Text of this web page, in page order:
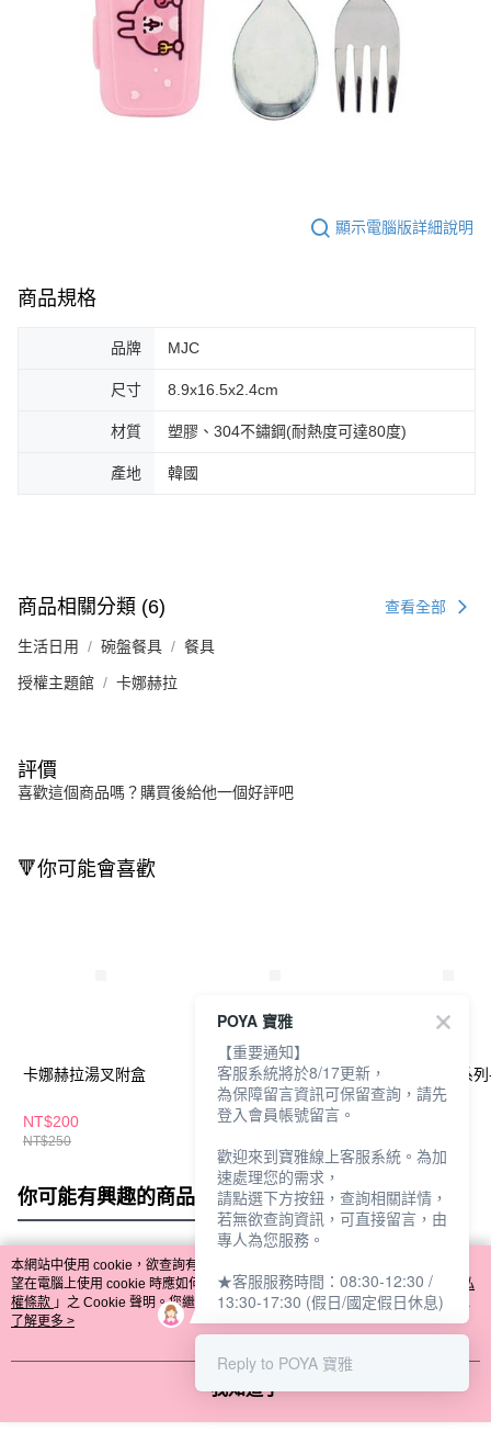
顯示電腦版詳細說明
商品規格
品牌 MJC
尺寸 8.9x16.5x2.4cm
材質 塑膠、304不鏽鋼(耐熱度可達80度)
產地 韓國
商品相關分類 (6) 查看全部
生活日用 碗盤餐具 餐具
授權主題館 卡娜赫拉
評價
喜歡這個商品嗎？購買後給他一個好評吧
🔻你可能會喜歡
卡娜赫拉湯叉附盒
NT$200
NT$250
鬍子碰碰湯匙叉子餐具
NT$384
綠貝316餐具系
多用湯匙-大
你可能有興趣的商品 全站排行
熱門標籤
本網站中使用 cookie，欲查詢有關本網站使用 cookie 方式之詳情，及若您不希
望在電腦上使用 cookie 時應如何變更電腦的 cookie 設定，請參閱本網站「
隱私
權條款 」之 Cookie 聲明。您繼續使用本網站即表示您同意本公司得按本網站使
用條款之 Cookie 聲明使用 cookie。
了解更多 >
我知道了
POYA 寶雅
【重要通知】
客服系統將於8/17更新，
為保障留言資訊可保留查詢，請先
登入會員帳號留言。
歡迎來到寶雅線上客服系統。為加
速處理您的需求，
請點選下方按鈕，查詢相關詳情，
若無欲查詢資訊，可直接留言，由
專人為您服務。
★客服服務時間：08:30-12:30 /
13:30-17:30 (假日/國定假日休息)
Reply to POYA 寶雅